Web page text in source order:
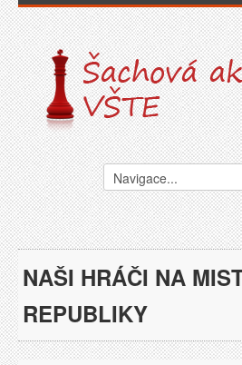
NAŠI HRÁČI NA
REPUBLIKY